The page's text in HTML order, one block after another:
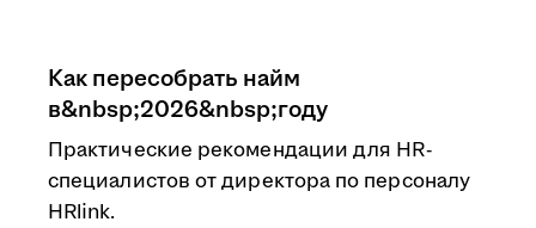
Как пересобрать найм
в&nbsp;2026&nbsp;году
Практические рекомендации для HR-
специалистов от директора по персоналу
HRlink.